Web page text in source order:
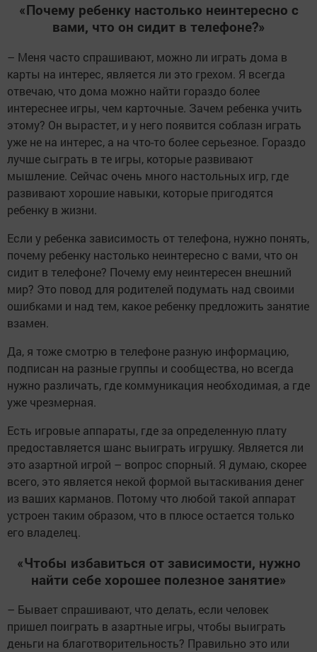
«Почему ребенку настолько неинтересно с
вами, что он сидит в телефоне?»
– Меня часто спрашивают, можно ли играть дома в
карты на интерес, является ли это грехом. Я всегда
отвечаю, что дома можно найти гораздо более
интереснее игры, чем карточные. Зачем ребенка учить
этому? Он вырастет, и у него появится соблазн играть
уже не на интерес, а на что-то более серьезное. Гораздо
лучше сыграть в те игры, которые развивают
мышление. Сейчас очень много настольных игр, где
развивают хорошие навыки, которые пригодятся
ребенку в жизни.
Если у ребенка зависимость от телефона, нужно понять,
почему ребенку настолько неинтересно с вами, что он
сидит в телефоне? Почему ему неинтересен внешний
мир? Это повод для родителей подумать над своими
ошибками и над тем, какое ребенку предложить занятие
взамен.
Да, я тоже смотрю в телефоне разную информацию,
подписан на разные группы и сообщества, но всегда
нужно различать, где коммуникация необходимая, а где
уже чрезмерная.
Есть игровые аппараты, где за определенную плату
предоставляется шанс выиграть игрушку. Является ли
это азартной игрой – вопрос спорный. Я думаю, скорее
всего, это является некой формой вытаскивания денег
из ваших карманов. Потому что любой такой аппарат
устроен таким образом, что в плюсе остается только
его владелец.
«Чтобы избавиться от зависимости, нужно
найти себе хорошее полезное занятие»
– Бывает спрашивают, что делать, если человек
пришел поиграть в азартные игры, чтобы выиграть
деньги на благотворительность? Правильно это или